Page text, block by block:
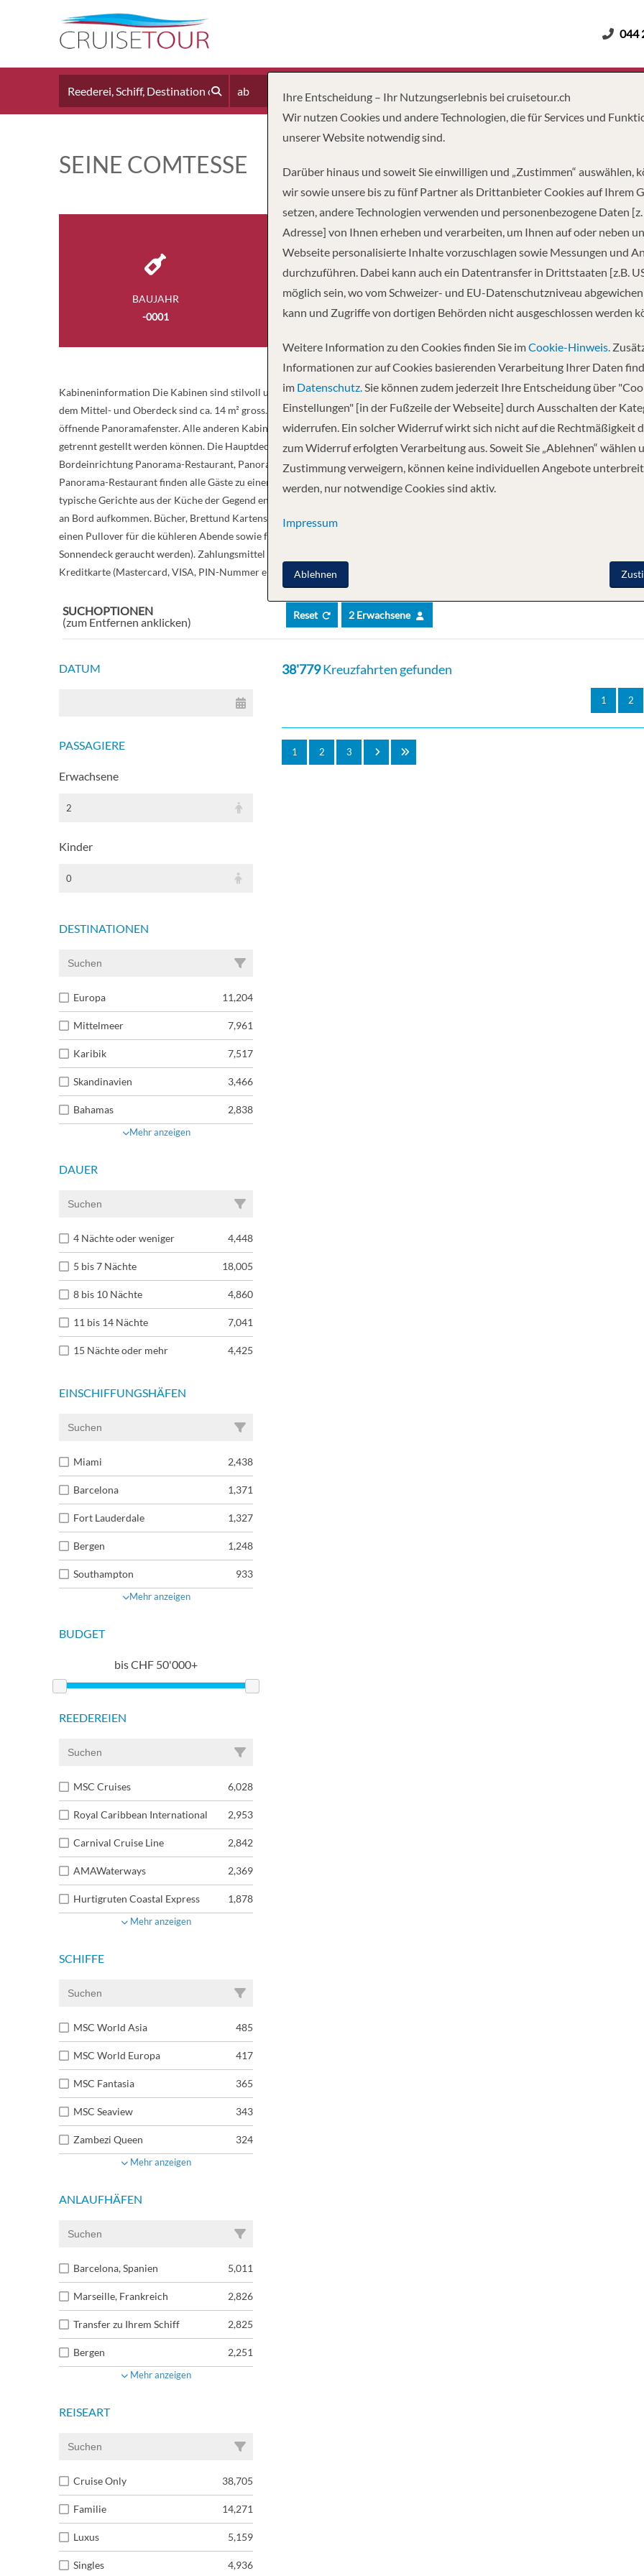
044
ab Erwachsene Kinder
SEINE COMTESSE
BAUJAHR
-0001
Kabineninformation Die Kabinen sind stilvoll und komfortabel, mit individuell regulierbarer Klimaanlage, Dusche/WC, SAT-TV,
dem Mittel- und Oberdeck sind ca. 14 m² gross. Die Deluxe-Kabinen auf dem Oberdeckverfügen über einen französischen Balkon,
öffnende Panoramafenster. Alle anderen Kabinen auf dem Mitteldeck haben nicht zu öffnende, grosse Panaromafenster. Sie bieten
getrennt gestellt werden können. Die Hauptdeck Kabinen sind ca. 11 m² gross, haben nicht zu öffnende Aussichtsfenster und sind
Bordeinrichtung Panorama-Restaurant, Panorama-Salon mit Bar, Souvenir-Shop, Sonnendeck mit Sonnensegel, Schach,
Panorama-Restaurant finden alle Gäste zu einer Tischzeit Platz. Lassen Sie sich vom freundlichen Personal verwöhnen. Auf dem
typische Gerichte aus der Küche der Gegend entlang der Reiseroute. Bordprogramm Themenabende, Quizveranstaltungen, Bingo
an Bord aufkommen. Bücher, Brettund Kartenspiele stehen ebenfalls zu Ihrer Verfügung. Leben an Bord Die Atmosphäre an Bord
einen Pullover für die kühleren Abende sowie festes Schuhwerk für die Landgänge mitzunehmen. Zum Abendessen ist gepflegte
Sonnendeck geraucht werden). Zahlungsmittel Die Bordwährung ist Euro. Sie können am Ende der Kreuzfahrt Ihre Rechnung
Kreditkarte (Mastercard, VISA, PIN-Nummer erforderlich) bezahlen. Internet: W-LAN gegen Gebühr.
SUCHOPTIONEN
(zum Entfernen anklicken)
Reset 2 Erwachsene
DATUM
PASSAGIERE
Erwachsene
2
Kinder
0
DESTINATIONEN
Europa 11,204
Mittelmeer 7,961
Karibik 7,517
Skandinavien 3,466
Bahamas 2,838
Mehr anzeigen
DAUER
4 Nächte oder weniger 4,448
5 bis 7 Nächte 18,005
8 bis 10 Nächte 4,860
11 bis 14 Nächte 7,041
15 Nächte oder mehr 4,425
EINSCHIFFUNGSHÄFEN
Miami 2,438
Barcelona 1,371
Fort Lauderdale 1,327
Bergen 1,248
Southampton 933
Mehr anzeigen
BUDGET
bisCHF 50'000+
REEDEREIEN
MSC Cruises 6,028
Royal Caribbean International 2,953
Carnival Cruise Line 2,842
AMAWaterways 2,369
Hurtigruten Coastal Express 1,878
Mehr anzeigen
SCHIFFE
MSC World Asia 485
MSC World Europa 417
MSC Fantasia 365
MSC Seaview 343
Zambezi Queen 324
Mehr anzeigen
ANLAUFHÄFEN
Barcelona, Spanien 5,011
Marseille, Frankreich 2,826
Transfer zu Ihrem Schiff 2,825
Bergen 2,251
Mehr anzeigen
REISEART
Cruise Only 38,705
Familie 14,271
Luxus 5,159
Singles 4,936
38'779Kreuzfahrten gefunden
1 2
1 2 3
Ihre Entscheidung – Ihr Nutzungserlebnis bei cruisetour.ch
Wir nutzen Cookies und andere Technologien, die für Services und
unserer Website notwendig sind.
Darüber hinaus und soweit Sie einwilligen und „Zustimmen“ auswählen,
wir sowie unsere bis zu fünf Partner als Drittanbieter Cookies auf Ihrem
setzen, andere Technologien verwenden und personenbezogene Daten [z.
Adresse] von Ihnen erheben und verarbeiten, um Ihnen auf oder neben
Webseite personalisierte Inhalte vorzuschlagen sowie Messungen und
durchzuführen. Dabei kann auch ein Datentransfer in Drittstaaten [z.B.
möglich sein, wo vom Schweizer- und EU-Datenschutzniveau
kann und Zugriffe von dortigen Behörden nicht ausgeschlossen werden
Weitere Information zu den Cookies finden Sie imCookie-Hinweis.
Informationen zur auf Cookies basierenden Verarbeitung Ihrer Daten
im Datenschutz.Sie können zudem jederzeit Ihre Entscheidung über
Einstellungen" [in der Fußzeile der Webseite] durch Ausschalten der
widerrufen. Ein solcher Widerruf wirkt sich nicht auf die Rechtmäßigkeit
zum Widerruf erfolgten Verarbeitung aus. Soweit Sie „Ablehnen“ wählen
Zustimmung verweigern, können keine individuellen Angebote
werden, nur notwendige Cookies sind aktiv.
Impressum
Ablehnen